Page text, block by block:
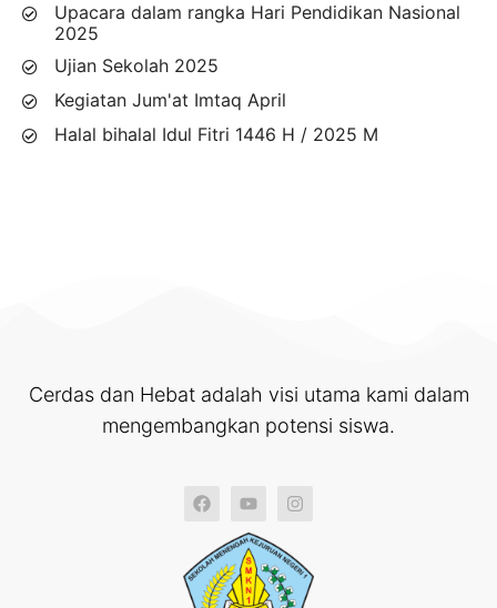
Upacara dalam rangka Hari Pendidikan Nasional
2025
Ujian Sekolah 2025
Kegiatan Jum'at Imtaq April
Halal bihalal Idul Fitri 1446 H / 2025 M
Cerdas dan Hebat adalah visi utama kami dalam
mengembangkan potensi siswa.